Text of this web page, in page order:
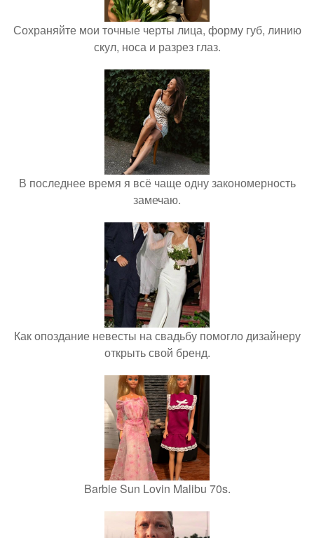
Сохраняйте мои точные черты лица, форму губ, линию
скул, носа и разрез глаз.
В последнее время я всё чаще одну закономерность
замечаю.
Как опоздание невесты на свадьбу помогло дизайнеру
открыть свой бренд.
Barbie Sun Lovin Malibu 70s.